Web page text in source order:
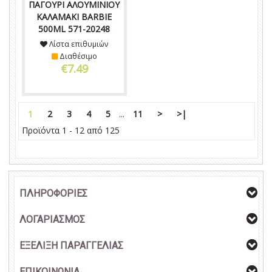
ΠΑΓΟΥΡΙ ΑΛΟΥΜΙΝΙΟΥ
ΚΑΛΑΜΑΚΙ BARBIE
500ML 571-20248
Λίστα επιθυμιών
Διαθέσιμο
€7.49
1 2 3 4 5 ... 11 >
>|
Προϊόντα 1 - 12 από 125
ΠΛΗΡΟΦΟΡΙΕΣ
ΛΟΓΑΡΙΑΣΜΟΣ
ΕΞΕΛΙΞΗ ΠΑΡΑΓΓΕΛΙΑΣ